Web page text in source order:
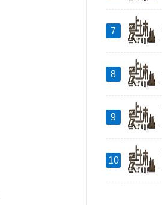
7
8
9
10